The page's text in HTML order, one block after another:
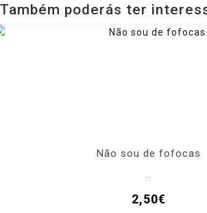
Também poderás ter
Não sou de fofocas
2,50€